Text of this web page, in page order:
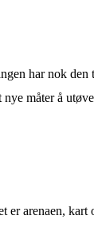
har nok
måter å
arenaen,